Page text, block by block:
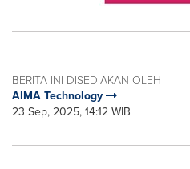
BERITA INI DISEDIAKAN OLEH
AIMA Technology
23 Sep, 2025, 14:12 WIB